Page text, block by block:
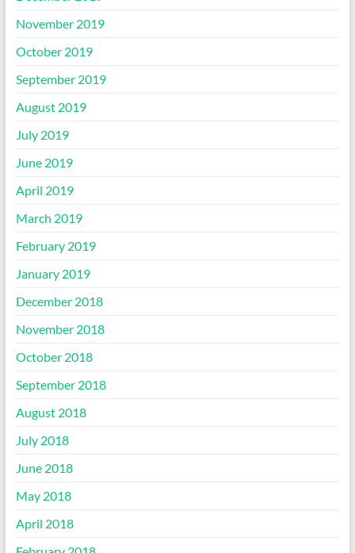
November 2019
October 2019
September 2019
August 2019
July 2019
June 2019
April 2019
March 2019
February 2019
January 2019
December 2018
November 2018
October 2018
September 2018
August 2018
July 2018
June 2018
May 2018
April 2018